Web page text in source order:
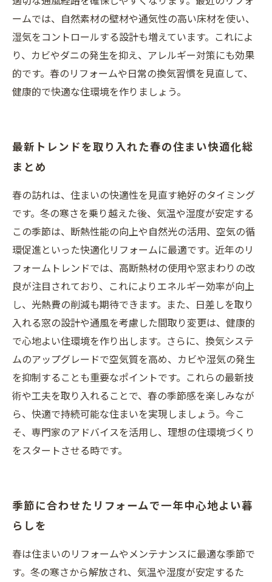
ームでは、自然素材の壁材や通気性の高い床材を使い、
湿気をコントロールする設計も増えています。これによ
り、カビやダニの発生を抑え、アレルギー対策にも効果
的です。春のリフォームや日常の換気習慣を見直して、
健康的で快適な住環境を作りましょう。
最新トレンドを取り入れた春の住まい快適化総
まとめ
春の訪れは、住まいの快適性を見直す絶好のタイミング
です。冬の寒さを乗り越えた後、気温や湿度が安定する
この季節は、断熱性能の向上や自然光の活用、空気の循
環促進といった快適化リフォームに最適です。近年のリ
フォームトレンドでは、高断熱材の使用や窓まわりの改
良が注目されており、これによりエネルギー効率が向上
し、光熱費の削減も期待できます。また、日差しを取り
入れる窓の設計や通風を考慮した間取り変更は、健康的
で心地よい住環境を作り出します。さらに、換気システ
ムのアップグレードで空気質を高め、カビや湿気の発生
を抑制することも重要なポイントです。これらの最新技
術や工夫を取り入れることで、春の季節感を楽しみなが
ら、快適で持続可能な住まいを実現しましょう。今こ
そ、専門家のアドバイスを活用し、理想の住環境づくり
をスタートさせる時です。
季節に合わせたリフォームで一年中心地よい暮
らしを
春は住まいのリフォームやメンテナンスに最適な季節で
す。冬の寒さから解放され、気温や湿度が安定するた